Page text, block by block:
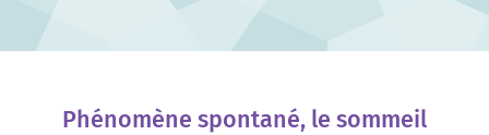
Phénomène spontané, le sommeil